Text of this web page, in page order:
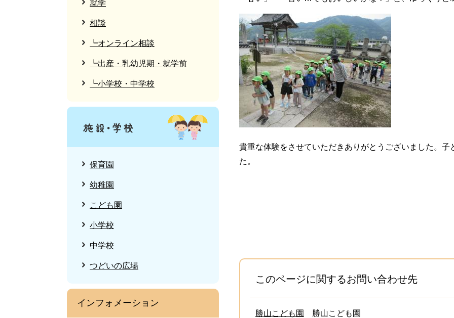
貴重な体験をさせていただきありがとうございました。
た。
このページに関するお問い合わせ先
勝山こども園
勝山こども園
就学
相談
┗オンライン相談
┗出産・乳幼児期・就学前
┗小学校・中学校
保育園
幼稚園
こども園
小学校
中学校
つどいの広場
インフォメーション